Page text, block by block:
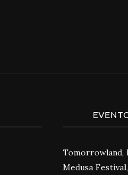
Tomorrowland,
Medusa